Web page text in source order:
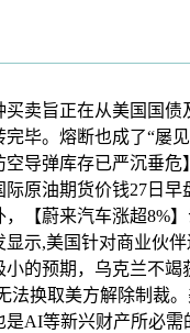
旨正在从美国国债
毕。熔断也成了“屡
导弹库存已严沉垂
原油期货价钱27日
【蔚来汽车涨超8%
示,美国针对商业伙
的预期，乌克兰不
法换取美方解除制裁
AI等新兴财产所必